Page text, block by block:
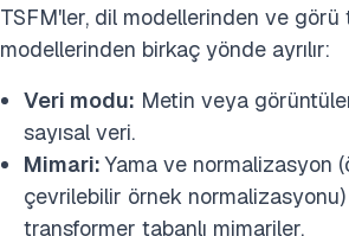
TSFM'ler, dil modellerinden ve görü
modellerinden birkaç yönde ayrılır:
Veri modu: Metin veya
sayısal veri.
Mimari:Yama ve normalizasyon
çevrilebilir örnek normalizasyonu)
transformer tabanlı mimariler.